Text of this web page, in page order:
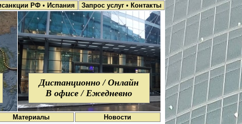
РФ • Испания Запрос услуг • Контакты
Дистанционно / Онлайн
В офисе / Ежедневно
Материалы Новости